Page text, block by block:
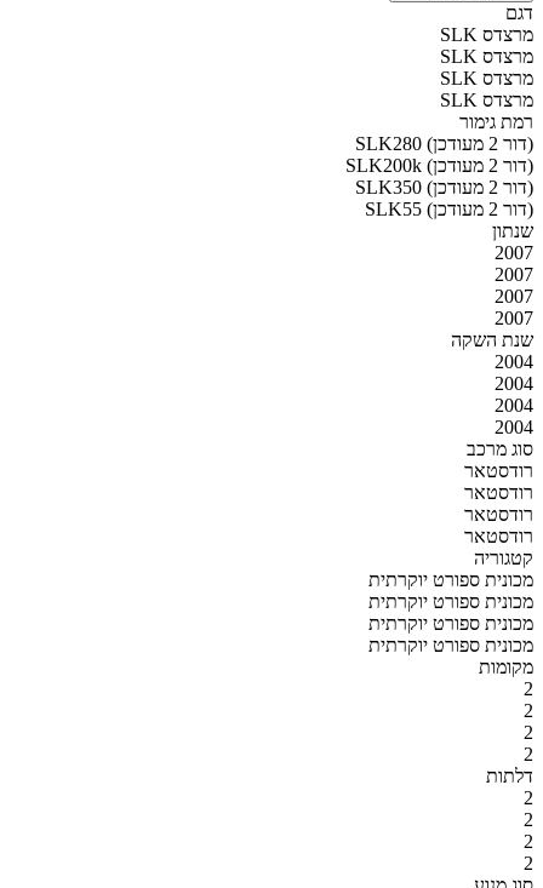
דגם
מרצדס SLK
מרצדס SLK
מרצדס SLK
מרצדס SLK
רמת גימור
SLK280 (דור 2 מעודכן)
SLK200k (דור 2 מעודכן)
SLK350 (דור 2 מעודכן)
SLK55 (דור 2 מעודכן)
שנתון
2007
2007
2007
2007
שנת השקה
2004
2004
2004
2004
סוג מרכב
רודסטאר
רודסטאר
רודסטאר
רודסטאר
קטגוריה
מכונית ספורט יוקרתית
מכונית ספורט יוקרתית
מכונית ספורט יוקרתית
מכונית ספורט יוקרתית
מקומות
2
2
2
2
דלתות
2
2
2
2